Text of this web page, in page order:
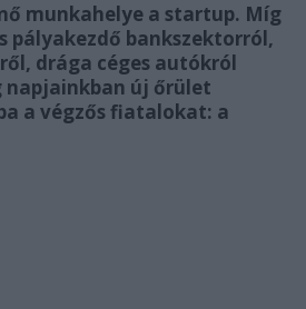
munkahelye a startup. Míg
pályakezdő bankszektorról,
drága céges autókról
új őrület
a végzős fiatalokat: a